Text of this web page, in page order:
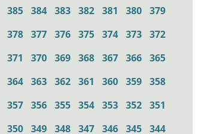
385 384 383 382 381 380 379
378 377 376 375 374 373 372
371
370 369 368 367 366 365
364 363 362 361 360 359 358
357 356 355 354 353 352 351
350 349 348 347 346 345 344